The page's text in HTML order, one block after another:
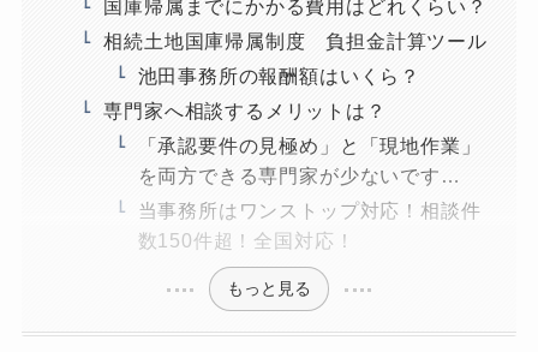
国庫帰属までにかかる費用はどれくらい？
相続土地国庫帰属制度 負担金計算ツール
池田事務所の報酬額はいくら？
専門家へ相談するメリットは？
「承認要件の見極め」と「現地作業」
を両方できる専門家が少ないです…
当事務所はワンストップ対応！相談件
数150件超！全国対応！
もっと見る